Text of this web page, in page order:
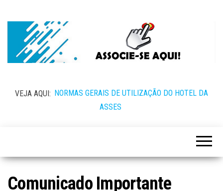
VEJA AQUI: NORMAS GERAIS DE UTILIZAÇÃO DO HOTEL DA
ASSES
Comunicado Importante